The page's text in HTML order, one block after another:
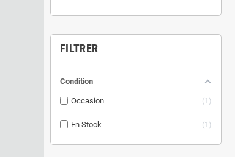
FILTRER
Condition
Occasion 1
En Stock 1